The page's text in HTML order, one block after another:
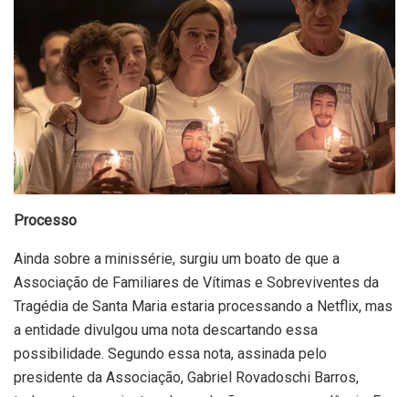
Processo
Ainda sobre a minissérie, surgiu um boato de que a
Associação de Familiares de Vítimas e Sobreviventes da
Tragédia de Santa Maria estaria processando a Netflix, mas
a entidade divulgou uma nota descartando essa
possibilidade. Segundo essa nota, assinada pelo
presidente da Associação, Gabriel Rovadoschi Barros,